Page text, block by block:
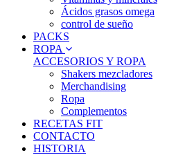
Ácidos grasos omega
control de sueño
PACKS
ROPA
ACCESORIOS Y ROPA
Shakers mezcladores
Merchandising
Ropa
Complementos
RECETAS FIT
CONTACTO
HISTORIA